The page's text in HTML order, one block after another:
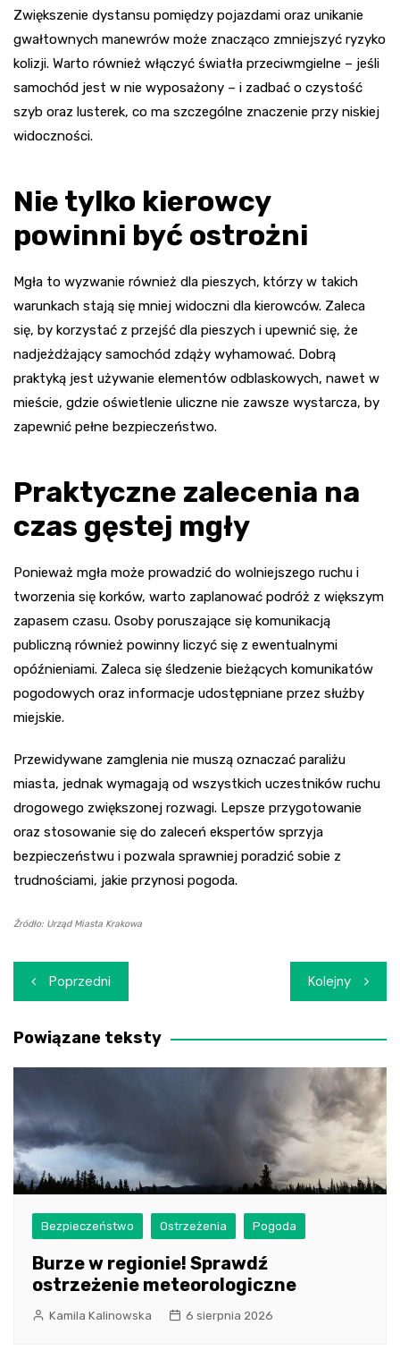
Zwiększenie dystansu pomiędzy pojazdami oraz unikanie
gwałtownych manewrów może znacząco zmniejszyć ryzyko
kolizji. Warto również włączyć światła przeciwmgielne – jeśli
samochód jest w nie wyposażony – i zadbać o czystość
szyb oraz lusterek, co ma szczególne znaczenie przy niskiej
widoczności.
Nie tylko kierowcy
powinni być ostrożni
Mgła to wyzwanie również dla pieszych, którzy w takich
warunkach stają się mniej widoczni dla kierowców. Zaleca
się, by korzystać z przejść dla pieszych i upewnić się, że
nadjeżdżający samochód zdąży wyhamować. Dobrą
praktyką jest używanie elementów odblaskowych, nawet w
mieście, gdzie oświetlenie uliczne nie zawsze wystarcza, by
zapewnić pełne bezpieczeństwo.
Praktyczne zalecenia na
czas gęstej mgły
Ponieważ mgła może prowadzić do wolniejszego ruchu i
tworzenia się korków, warto zaplanować podróż z większym
zapasem czasu. Osoby poruszające się komunikacją
publiczną również powinny liczyć się z ewentualnymi
opóźnieniami. Zaleca się śledzenie bieżących komunikatów
pogodowych oraz informacje udostępniane przez służby
miejskie.
Przewidywane zamglenia nie muszą oznaczać paraliżu
miasta, jednak wymagają od wszystkich uczestników ruchu
drogowego zwiększonej rozwagi. Lepsze przygotowanie
oraz stosowanie się do zaleceń ekspertów sprzyja
bezpieczeństwu i pozwala sprawniej poradzić sobie z
trudnościami, jakie przynosi pogoda.
Źródło: Urząd Miasta Krakowa
Nawigacja
wpisu
Poprzedni Kolejny
Powiązane teksty
Bezpieczeństwo Ostrzeżenia Pogoda
Burze w regionie! Sprawdź
ostrzeżenie meteorologiczne
Kamila Kalinowska 6 sierpnia 2026